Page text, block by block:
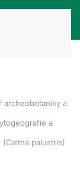
archeobotaniky a
a
palustris)